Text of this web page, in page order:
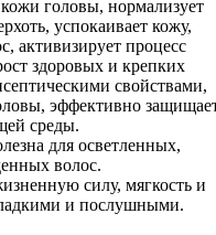
головы, нормализует
успокаивает кожу,
активизирует процесс
здоровых и крепких
свойствами,
эффективно
среды.
для осветленных,
волос.
силу, мягкость и
и послушными.